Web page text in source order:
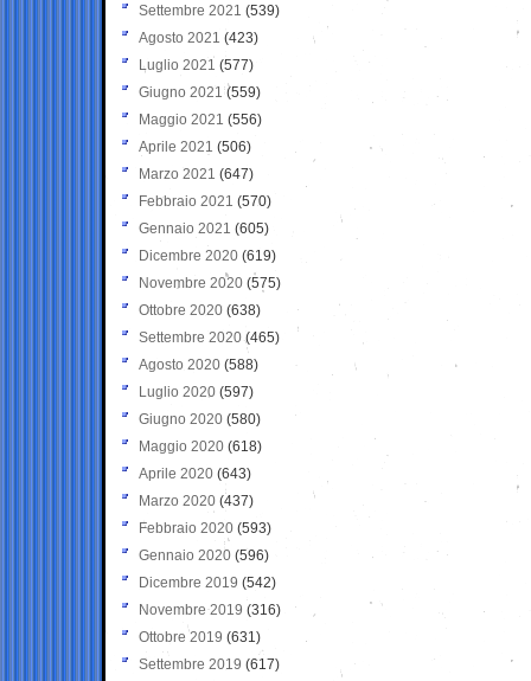
Settembre 2021 (539)
Agosto 2021 (423)
Luglio 2021 (577)
Giugno 2021(559)
Maggio 2021 (556)
Aprile 2021 (506)
Marzo 2021 (647)
Febbraio 2021 (570)
Gennaio 2021 (605)
Dicembre 2020 (619)
Novembre 2020 (575)
Ottobre 2020 (638)
Settembre 2020(465)
Agosto 2020 (588)
Luglio 2020 (597)
Giugno 2020 (580)
Maggio 2020 (618)
Aprile 2020 (643)
Marzo 2020 (437)
Febbraio 2020 (593)
Gennaio 2020 (596)
Dicembre 2019 (542)
Novembre 2019 (316)
Ottobre 2019 (631)
Settembre 2019 (617)